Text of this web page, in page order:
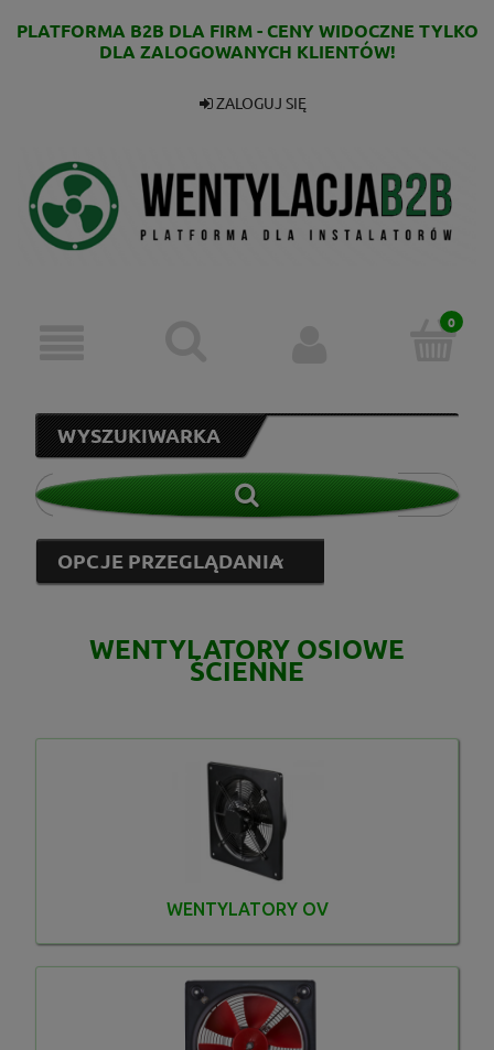
PLATFORMA B2B DLA FIRM - CENY WIDOCZNE TYLKO
DLA ZALOGOWANYCH KLIENTÓW!
ZALOGUJ SIĘ
WYSZUKIWARKA
OPCJE PRZEGLĄDANIA
S&P / Venture Industries (131)
(15)
WENTYLATORY OSIOWE
ŚCIENNE
WENTYLATORY OV